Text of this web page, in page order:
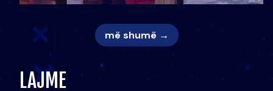
më shumë →
LAJME